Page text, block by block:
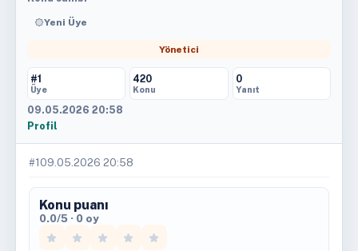
Yeni Üye
Yönetici
#1
Üye
420
Konu
0
Yanıt
09.05.2026 20:58
Profil
#1 09.05.2026 20:58
Konu puanı
0.0/5 · 0 oy